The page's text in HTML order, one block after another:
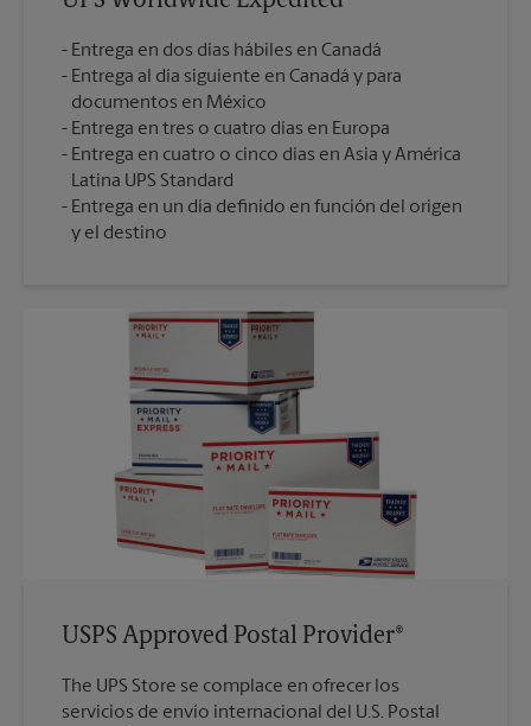
Entrega en dos días hábiles en Canadá
Entrega al día siguiente en Canadá y para
documentos en México
Entrega en tres o cuatro días en Europa
Entrega en cuatro o cinco días en Asia y América
Latina UPS Standard
Entrega en un día definido en función del origen
y el destino
USPS Approved Postal Provider®
The UPS Store se complace en ofrecer los
servicios de envío internacional del U.S. Postal